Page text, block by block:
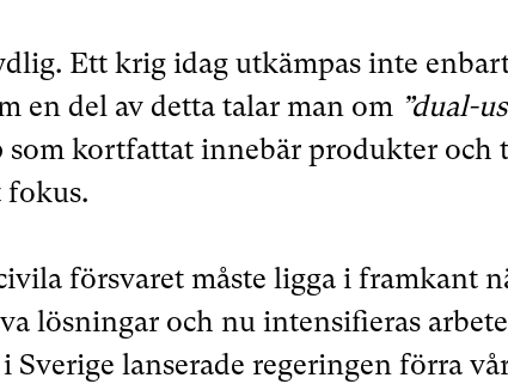
Ett krig idag utkämpas inte
en del av detta talar man om ”dual-
som kortfattat innebär produkter och
försvaret måste ligga i framkant
lösningar och nu intensifieras
Sverige lanserade regeringen förra